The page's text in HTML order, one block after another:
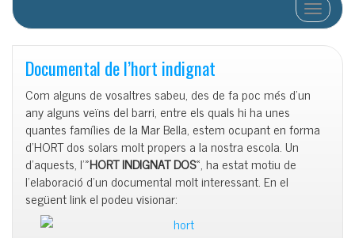
Cambiar
Documental de l’hort indignat
Com alguns de vosaltres sabeu, des de fa poc més d’un
any alguns veïns del barri, entre els quals hi ha unes
quantes famílies de la Mar Bella, estem ocupant en forma
d’HORT dos solars molt propers a la nostra escola. Un
d’aquests, l'»HORT INDIGNAT DOS«, ha estat motiu de
l’elaboració d’un documental molt interessant. En el
següent link el podeu visionar: